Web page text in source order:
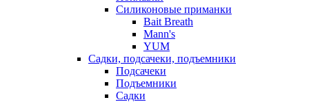
Силиконовые приманки
Bait Breath
Mann's
YUM
Садки, подсачеки, подъемники
Подсачеки
Подъемники
Садки